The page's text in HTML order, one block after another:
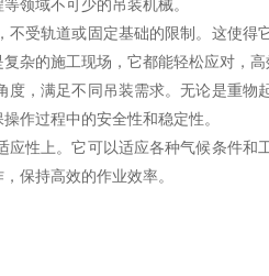
领域不可少的吊装机械。
受轨道或固定基础的限制。这使得
杂的施工现场，它都能轻松应对，高
，满足不同吊装需求。无论是重物
作过程中的安全性和稳定性。
性上。它可以适应各种气候条件和
保持高效的作业效率。